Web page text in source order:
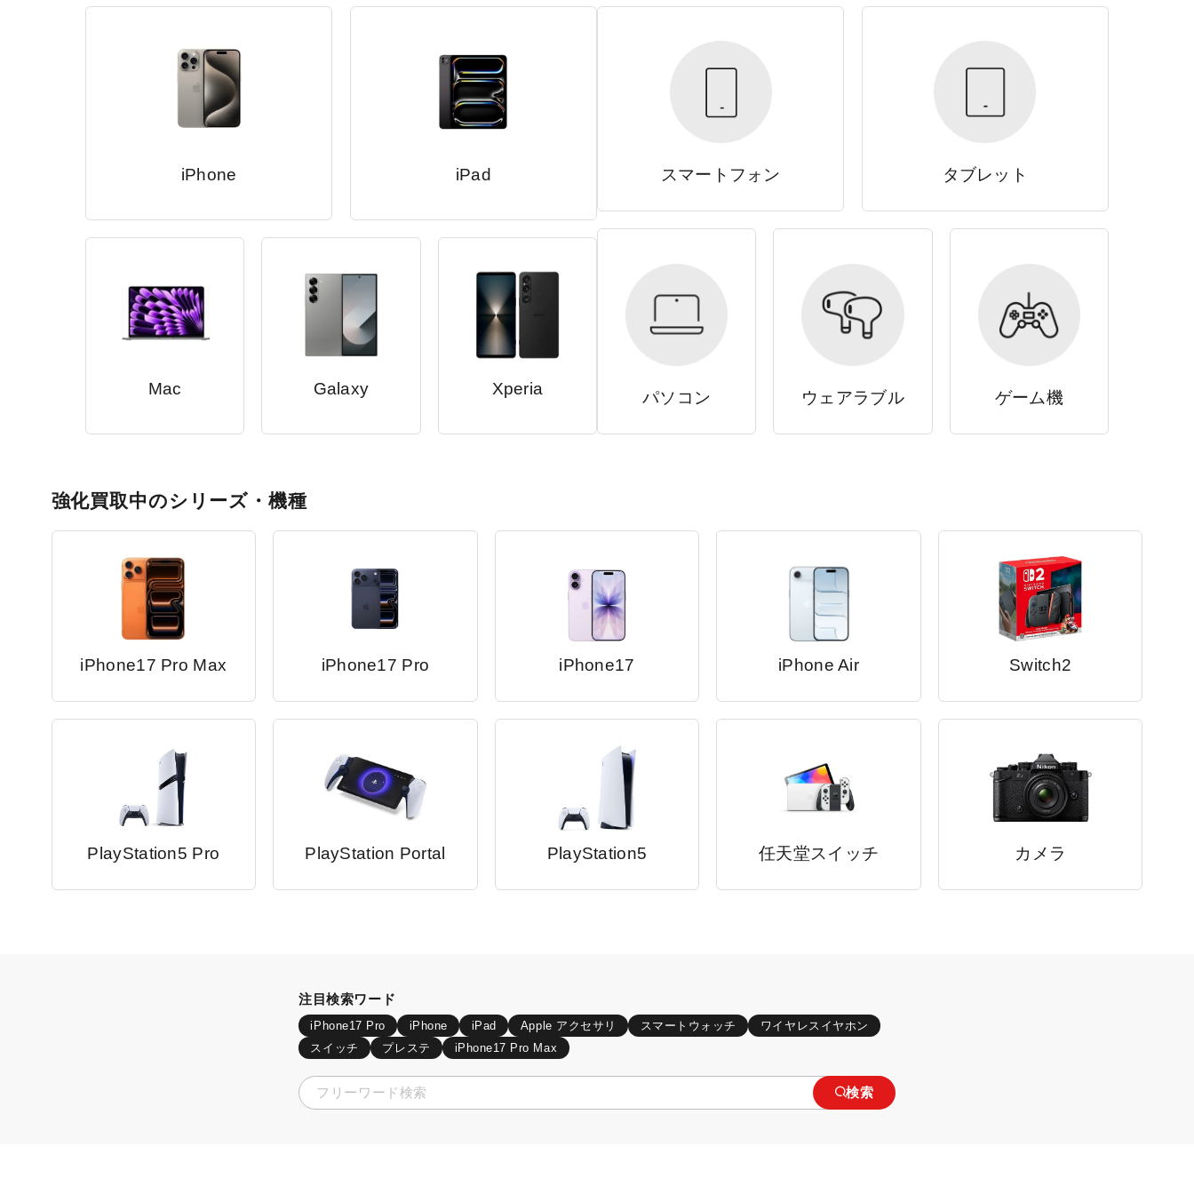
iPhone iPad
Mac Galaxy Xperia
スマートフォン タブレット
パソコン ウェアラブル ゲーム機
強化買取中のシリーズ・機種
iPhone17 Pro Max iPhone17 Pro iPhone17 iPhone Air Switch2
PlayStation5 Pro PlayStation Portal PlayStation5 任天堂スイッチ カメラ
注目検索ワード
iPhone17 Pro iPhone iPad Apple アクセサリ スマートウォッチ
ワイヤレスイヤホン
スイッチ
プレステ iPhone17 Pro Max
検索